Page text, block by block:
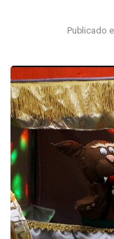
Publicado